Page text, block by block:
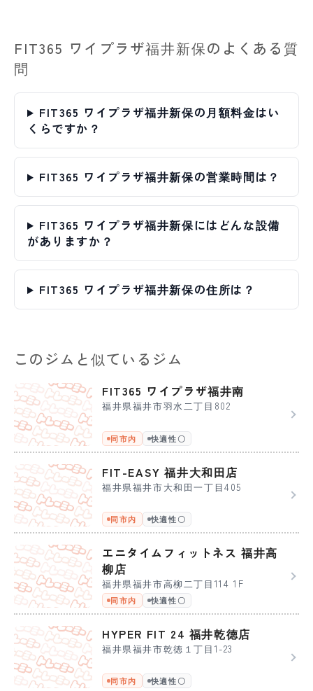
FIT365 ワイプラザ福井新保のよくある質
問
FIT365 ワイプラザ福井新保の月額料金はい
くらですか？
FIT365 ワイプラザ福井新保の営業時間は？
FIT365 ワイプラザ福井新保にはどんな設備
がありますか？
FIT365 ワイプラザ福井新保の住所は？
このジムと似ているジム
FIT365 ワイプラザ福井南
福井県福井市羽水二丁目802
同市内 快適性〇
FIT-EASY 福井大和田店
福井県福井市大和田一丁目405
同市内 快適性〇
エニタイムフィットネス 福井高
柳店
福井県福井市高柳二丁目114 1F
同市内 快適性〇
HYPER FIT 24 福井乾徳店
福井県福井市乾徳１丁目1-23
同市内 快適性〇